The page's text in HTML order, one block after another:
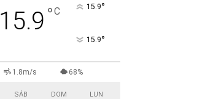
15.9 °C 15.9°
15.9°
1.8m/s 68%
SÁB DOM LUN